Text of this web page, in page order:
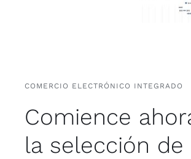
COMERCIO ELECTRÓNICO INTEGRADO
Comience
la selección de